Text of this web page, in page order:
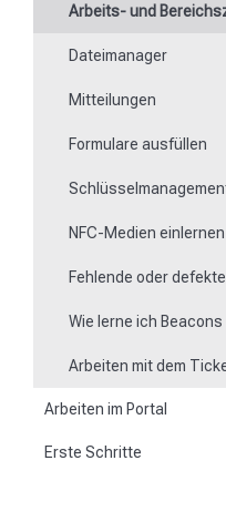
Arbeits- und
Dateimanager
Mitteilungen
Formulare ausfüllen
NFC-Medien einlernen
Fehlende oder
Wie lerne ich Beacons
Arbeiten mit dem
Arbeiten im Portal
Grundsätzliches
Erste Schritte